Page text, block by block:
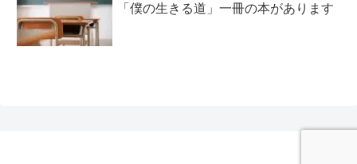
「僕の生きる道」一冊の本があります